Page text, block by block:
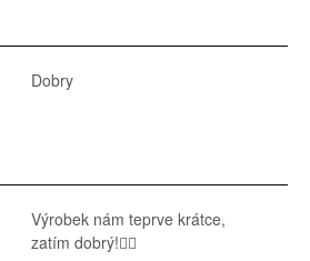
Dobry
Výrobek nám teprve krátce,
zatím dobrý!👍🏻